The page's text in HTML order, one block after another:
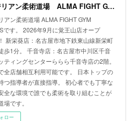
ブラジリアン柔術道場 ALMA FIGHT GYM HOMIES(ホーミーズ)
アン柔術道場 ALMA FIGHT GYM
です。 2026年9月に覚王山店オープ
新栄葵店：名古屋市地下鉄東山線新栄町
歩1分。 千音寺店：名古屋市中川区千音
ティングセンターららら千音寺店の2階。
全店舗相互利用可能です。 日本トップの
つ指導者が直接指導。 初心者でも丁寧な
全な環境で誰でも柔術を取り組むことが
場です。
ロー